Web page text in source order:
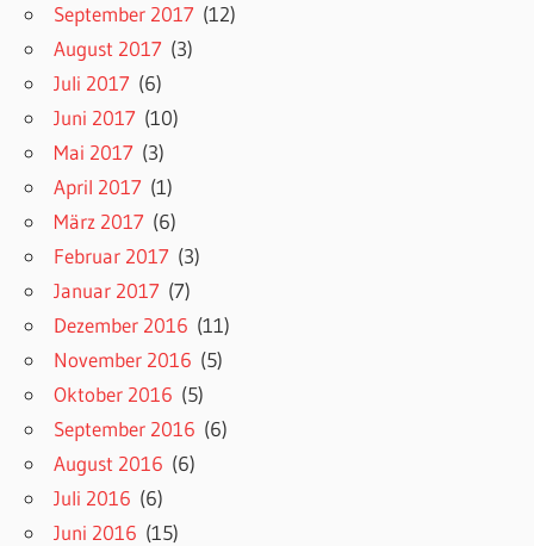
September 2017 (12)
August 2017 (3)
Juli 2017 (6)
Juni 2017 (10)
Mai 2017 (3)
April 2017 (1)
März 2017 (6)
Februar 2017 (3)
Januar 2017 (7)
Dezember 2016 (11)
November 2016 (5)
Oktober 2016 (5)
September 2016 (6)
August 2016 (6)
Juli 2016 (6)
Juni 2016 (15)